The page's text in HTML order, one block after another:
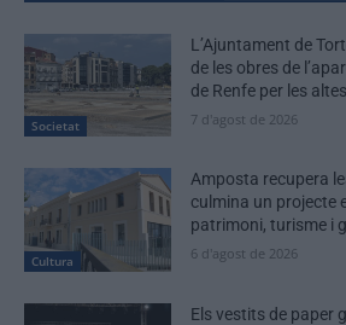
Societat
L’Ajuntament de
de les obres de
de Renfe per les
7 d'agost de 2026
Cultura
Amposta recupera
culmina un projecte
patrimoni, turisme i
6 d'agost de 2026
Els vestits de paper